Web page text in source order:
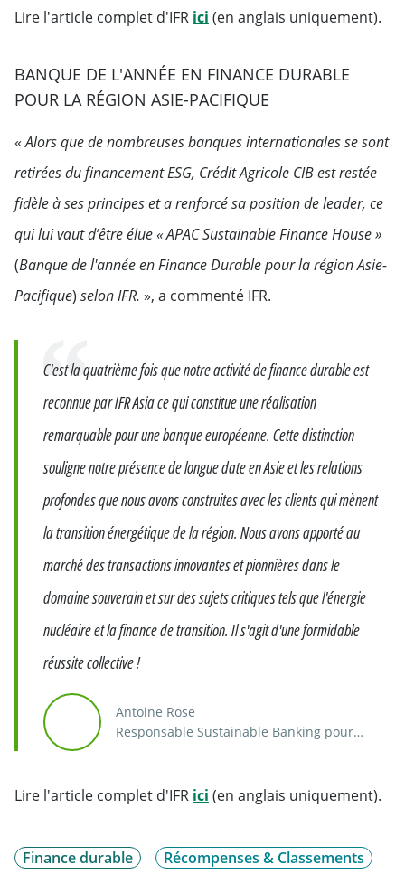
Lire l'article complet d'IFR ici Will open in a new tab
(en anglais uniquement).
BANQUE DE L'ANNÉE EN FINANCE DURABLE
POUR LA RÉGION ASIE-PACIFIQUE
«Alors que de nombreuses banques internationales se sont
retirées du financement ESG, Crédit Agricole CIB est restée
fidèle à ses principes et a renforcé sa position de leader, ce
qui lui vaut d’être élue « APAC Sustainable Finance House »
(Banque de l'année en Finance Durable pour la région Asie-
Pacifique) selon IFR. », a commenté IFR.
C'est la quatrième fois que notre activité de finance durable est
reconnue par IFR Asia ce qui constitue une réalisation
remarquable pour une banque européenne. Cette distinction
souligne notre présence de longue date en Asie et les relations
profondes que nous avons construites avec les clients qui mènent
la transition énergétique de la région. Nous avons apporté au
marché des transactions innovantes et pionnières dans le
domaine souverain et sur des sujets critiques tels que l'énergie
nucléaire et la finance de transition. Il s'agit d'une formidable
réussite collective !
Antoine Rose
Responsable Sustainable Banking pour
Lire l'article complet d'IFR ici Will open in a new tab
(en anglais uniquement).
Finance durable
Récompenses & Classements